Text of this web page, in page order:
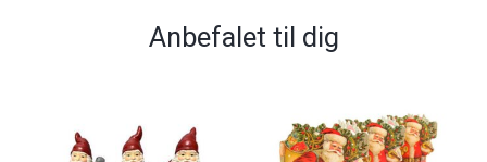
Anbefalet til dig